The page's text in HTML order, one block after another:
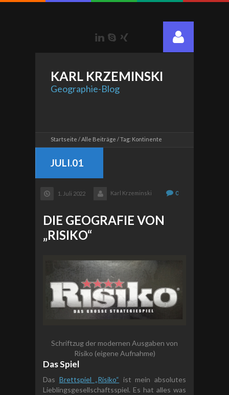
LinkedIn
Skype
KARL KRZEMINSKI
Geographie-Blog
Startseite Alle Beiträge Tag: Kontinente
JULI.01
1. Juli 2022 0
Karl Krzeminski
DIE GEOGRAFIE VON
„RISIKO“
Schriftzug der modernen Ausgaben von
Risiko (eigene Aufnahme)
Das Spiel
Das Brettspiel „Risiko“ ist mein absolutes
Lieblingsgesellschaftsspiel. Es hat alles was